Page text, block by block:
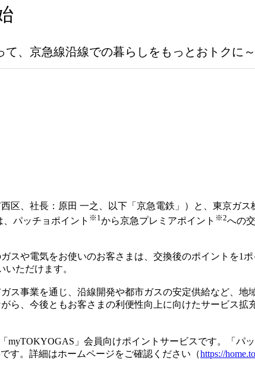
て、京急線沿線での暮らしをもっとおトクに～
区、社長：原田 一之、以下「京急電鉄」）と、東京ガ
パッチョポイント ※1から京急プレミアポイント ※2への
スや電気をお使いのお客さまは、交換後のポイントを1
ただけます。
ス事業を通じ、沿線開発や都市ガスの安定供給など、地
ら、今後ともお客さまの利便性向上に向けたサービス拡
myTOKYOGAS」会員向けポイントサービスです。「パ
す。詳細はホームページをご確認ください（https://